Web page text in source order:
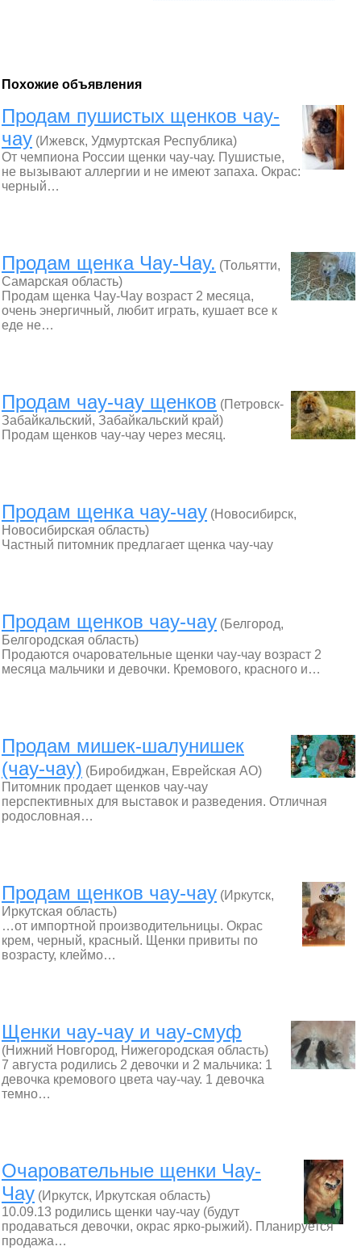
Похожие объявления
Продам пушистых щенков чау-
чау (Ижевск, Удмуртская Республика)
От чемпиона России щенки чау-чау. Пушистые,
не вызывают аллергии и не имеют запаха. Окрас:
черный…
Продам щенка Чау-Чау. (Тольятти,
Самарская область)
Продам щенка Чау-Чау возраст 2 месяца,
очень энергичный, любит играть, кушает все к
еде не…
Продам чау-чау щенков (Петровск-
Забайкальский, Забайкальский край)
Продам щенков чау-чау через месяц.
Продам щенка чау-чау (Новосибирск,
Новосибирская область)
Частный питомник предлагает щенка чау-чау
Продам щенков чау-чау (Белгород,
Белгородская область)
Продаются очаровательные щенки чау-чау возраст 2
месяца мальчики и девочки. Кремового, красного и…
Продам мишек-шалунишек
(чау-чау) (Биробиджан, Еврейская АО)
Питомник продает щенков чау-чау
перспективных для выставок и разведения. Отличная
родословная…
Продам щенков чау-чау (Иркутск,
Иркутская область)
…от импортной производительницы. Окрас
крем, черный, красный. Щенки привиты по
возрасту, клеймо…
Щенки чау-чау и чау-смуф
(Нижний Новгород, Нижегородская область)
7 августа родились 2 девочки и 2 мальчика: 1
девочка кремового цвета чау-чау. 1 девочка
темно…
Очаровательные щенки Чау-
Чау (Иркутск, Иркутская область)
10.09.13 родились щенки чау-чау (будут
продаваться девочки, окрас ярко-рыжий). Планируется
продажа…